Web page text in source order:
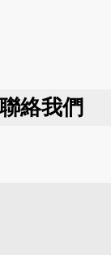
絡我們